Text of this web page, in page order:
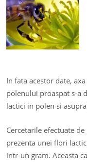
In fata acestor date,
polenului proaspat s-a
lactici in polen si
Cercetarile efectuate
prezenta unei flori
intr-un gram. Aceasta